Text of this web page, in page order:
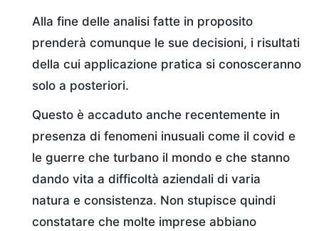
Alla fine delle analisi fatte in proposito
prenderà comunque le sue decisioni, i risultati
della cui applicazione pratica si conosceranno
solo a posteriori.
Questo è accaduto anche recentemente in
presenza di fenomeni inusuali come il covid e
le guerre che turbano il mondo e che stanno
dando vita a difficoltà aziendali di varia
natura e consistenza. Non stupisce quindi
constatare che molte imprese abbiano